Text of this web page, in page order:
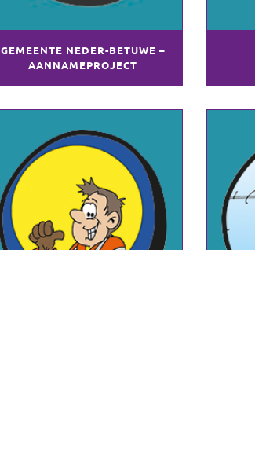
GEMEENTE NEDER-BETUWE –
AANNAMEPROJECT